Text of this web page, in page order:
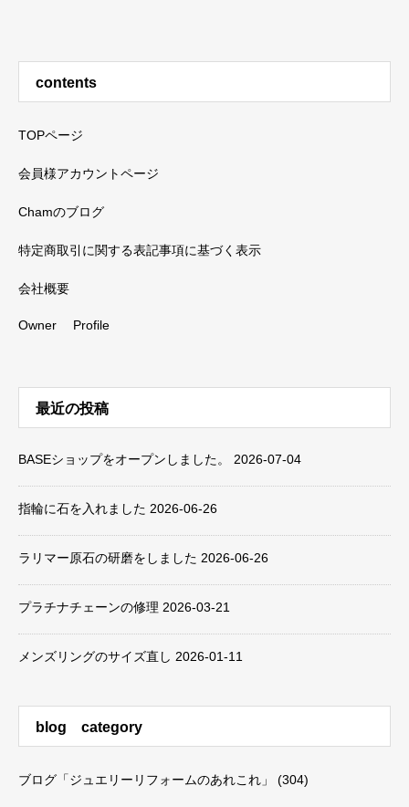
contents
TOPページ
会員様アカウントページ
Chamのブログ
特定商取引に関する表記事項に基づく表示
会社概要
Owner Profile
最近の投稿
BASEショップをオープンしました。 2026-07-04
指輪に石を入れました 2026-06-26
ラリマー原石の研磨をしました 2026-06-26
プラチナチェーンの修理 2026-03-21
メンズリングのサイズ直し 2026-01-11
blog category
ブログ「ジュエリーリフォームのあれこれ」 (304)